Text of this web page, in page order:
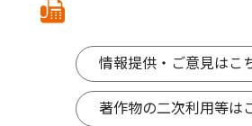
情報提供・ご意見はこ
著作物の二次利用等は